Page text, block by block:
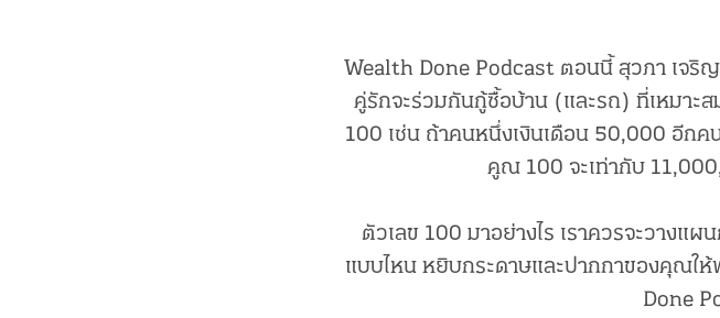
Wealth Done Podcast ตอนนี้ สุวภา เจริ
คู่รักจะร่วมกันกู้ซื้อบ้าน (และรถ) ที่เหมาะ
100 เช่น ถ้าคนหนึ่งเงินเดือน 50,000 อีก
คูณ 100 จะเท่ากับ
ตัวเลข 100 มาอย่างไร เราควรจะวางแ
แบบไหน หยิบกระดาษและปากกาของคุณใ
Done